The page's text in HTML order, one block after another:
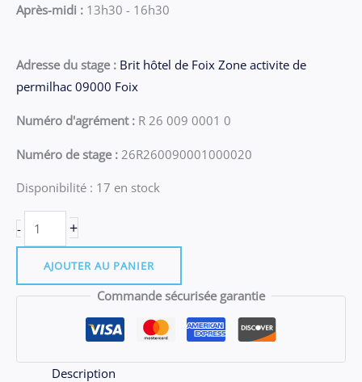
Après-midi : 13h30 - 16h30
Adresse du stage : Brit hôtel de Foix Zone activite de
permilhac 09000 Foix
Numéro d'agrément : R 26 009 0001 0
Numéro de stage : 26R260090001000020
Disponibilité : 17 en stock
-
de
06.07
-
VENDREdi
+
AJOUTER AU PANIER
Commande sécurisée garantie
Description